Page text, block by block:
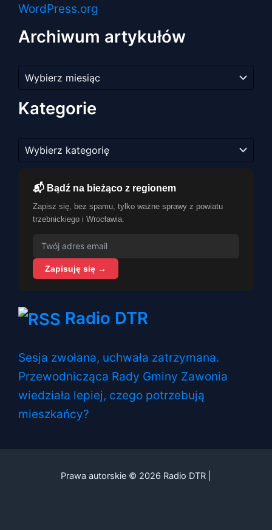
WordPress.org
Archiwum artykułów
artykułów
Kategorie
📬 Bądź na bieżąco z regionem
Zapisz się, bez spamu, tylko ważne sprawy z powiatu
trzebnickiego i Wrocławia.
Zapisuję się →
Radio DTR
Sesja zwołana, uchwała zatrzymana.
Przewodnicząca Rady Gminy Zawonia
wiedziała lepiej, czego potrzebują
mieszkańcy?
Prawa autorskie © 2026 Radio DTR |